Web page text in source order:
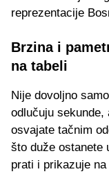
reprezentacije
Brzina i
na tabeli
Nije dovoljno
odlučuju
osvajate tačnim
što duže ostanete
prati i prikazuje